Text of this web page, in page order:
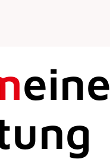
eine